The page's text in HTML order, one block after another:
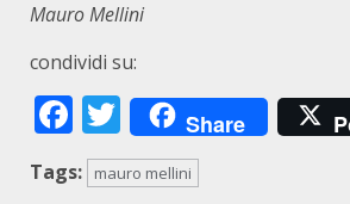
Mauro Mellini
condividi su:
Facebook
Twitter
Share
Tags: mauro mellini